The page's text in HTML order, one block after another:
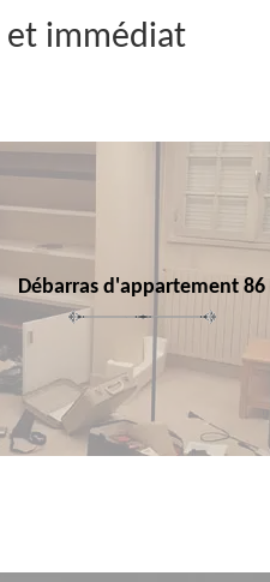
et immédiat
Débarras d'appartement 86